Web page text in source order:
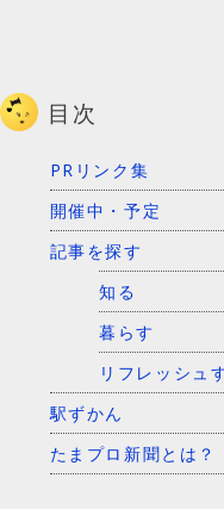
目次
PRリンク集
開催中・予定
記事を探す
知る
暮らす
リフレッシュ
駅ずかん
たまプロ新聞とは？